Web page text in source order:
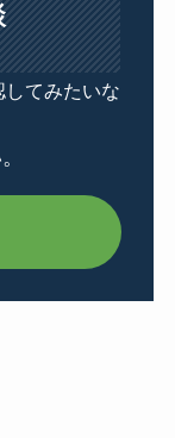
てみたいな
。